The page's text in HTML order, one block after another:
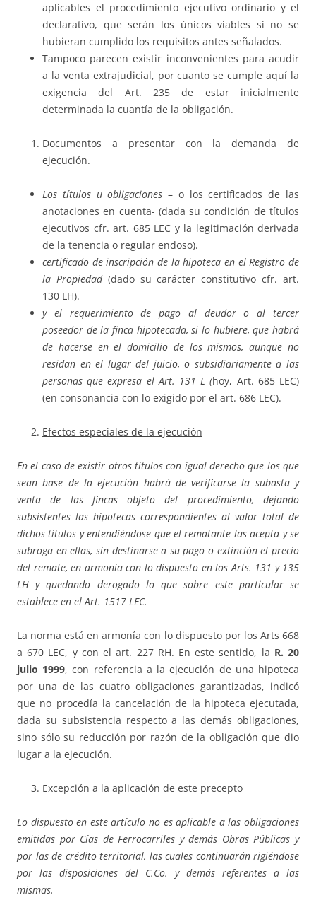
aplicables el procedimiento ejecutivo ordinario y el
declarativo, que serán los únicos viables si no se
hubieran cumplido los requisitos antes señalados.
Tampoco parecen existir inconvenientes para acudir
a la venta extrajudicial, por cuanto se cumple aquí la
exigencia del Art. 235 de estar inicialmente
determinada la cuantía de la obligación.
Documentos a presentar con la demanda de
ejecución.
Los títulos u obligaciones– o los certificados de las
anotaciones en cuenta- (dada su condición de títulos
ejecutivos cfr. art. 685 LEC y la legitimación derivada
de la tenencia o regular endoso).
certificado de inscripción de la hipoteca en el Registro de
la Propiedad (dado su carácter constitutivo cfr. art.
130 LH).
y el requerimiento de pago al deudor o al tercer
poseedor de la finca hipotecada, si lo hubiere, que habrá
de hacerse en el domicilio de los mismos, aunque no
residan en el lugar del juicio, o subsidiariamente a las
personas que expresa el Art. 131 L (hoy, Art. 685 LEC)
(en consonancia con lo exigido por el art. 686 LEC).
Efectos especiales de la ejecución
En el caso de existir otros títulos con igual derecho que los que
sean base de la ejecución habrá de verificarse la subasta y
venta de las fincas objeto del procedimiento, dejando
subsistentes las hipotecas correspondientes al valor total de
dichos títulos y entendiéndose que el rematante las acepta y se
subroga en ellas, sin destinarse a su pago o extinción el precio
del remate, en armonía con lo dispuesto en los Arts. 131 y 135
LH y quedando derogado lo que sobre este particular se
establece en el Art. 1517 LEC.
La norma está en armonía con lo dispuesto por los Arts 668
a 670 LEC, y con el art. 227 RH. En este sentido, la R. 20
julio 1999, con referencia a la ejecución de una hipoteca
por una de las cuatro obligaciones garantizadas, indicó
que no procedía la cancelación de la hipoteca ejecutada,
dada su subsistencia respecto a las demás obligaciones,
sino sólo su reducción por razón de la obligación que dio
lugar a la ejecución.
Excepción a la aplicación de este precepto
Lo dispuesto en este artículo no es aplicable a las obligaciones
emitidas por Cías de Ferrocarriles y demás Obras Públicas y
por las de crédito territorial, las cuales continuarán rigiéndose
por las disposiciones del C.Co. y demás referentes a las
mismas.